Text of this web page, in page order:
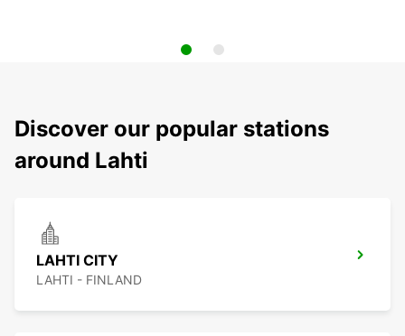
Discover our popular stations
around Lahti
LAHTI CITY
LAHTI - FINLAND